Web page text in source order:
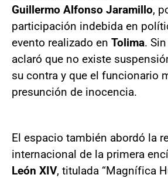
Guillermo Alfonso Jaramillo,
participación indebida en
evento realizado en Tolima.
aclaró que no existe
su contra y que el funcionario
presunción de inocencia.
El espacio también abordó la
internacional de la primera
León XIV, titulada “Magnífica